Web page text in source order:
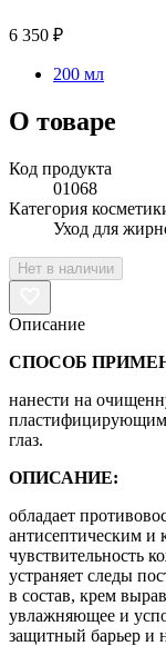
6 350 ₽
200 мл
О товаре
Код продукта
01068
Категория
Уход для
Нет в наличии
Описание
СПОСОБ
нанести на
глаз.
ОПИСАНИЕ:
обладает
антисептическим и
чувствительность
устраняет следы
в состав, крем
увлажняющее и
защитный барьер и